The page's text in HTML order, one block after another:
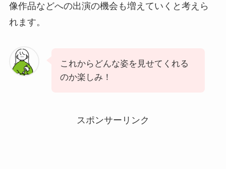
像作品などへの出演の機会も増えていくと考えら
れます。
これからどんな姿を見せてくれる
のか楽しみ！
スポンサーリンク